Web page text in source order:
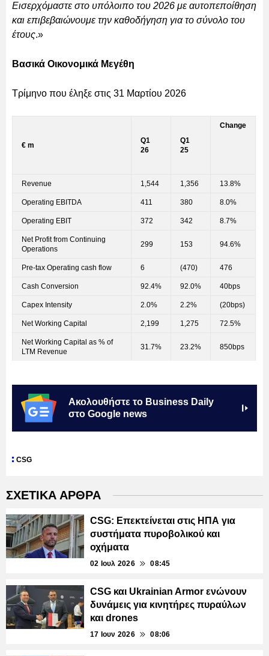
Εισερχόμαστε στο υπόλοιπο του 2026 με αυτοπεποίθηση
και επιβεβαιώνουμε την καθοδήγηση για το σύνολο του
έτους.»
Βασικά Οικονομικά Μεγέθη
Τρίμηνο που έληξε στις 31 Μαρτίου 2026
€ m
Q1
26
Q1
25
Change
Revenue 1,544 1,356 13.8%
Operating EBITDA 411 380 8.0%
Operating EBIT 372 342 8.7%
Net Profit from Continuing
Operations
299 153 94.6%
Pre-tax Operating cash flow 6 (470) 476
Cash Conversion 92.4% 92.0% 40bps
Capex Intensity 2.0% 2.2% (20bps)
Net Working Capital 2,199 1,275 72.5%
Net Working Capital as % of
LTM Revenue
31.7% 23.2% 850bps
Ακολουθήστε το Business Daily
στο Google news
CSG
ΣΧΕΤΙΚΑ ΑΡΘΡΑ
CSG: Επεκτείνεται στις ΗΠΑ για
συστήματα πυροβολικού και
οχήματα
02 Ιουλ 2026 08:45
CSG και Ukrainian Armor ενώνουν
δυνάμεις για κινητήρες πυραύλων
και drones
17 Ιουν 2026 08:06